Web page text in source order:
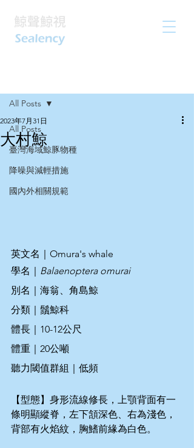
All Posts
臺灣海域鯨豚物種
降噪與減輕措施
國內外相關規範
All Posts
大村鯨
2023年7月31日
英文名｜Omura's whale
學名｜ Balaenoptera omurai
別名｜海翁、角島鯨
分類｜鬚鯨科
體長｜10-12公尺
體重｜20公噸
聽力閾值群組｜低頻
【型態】身形流線修長，上顎背面有一
條明顯縱脊，左下頷深色、右為淺色，
背部有火焰紋，胸鰭前緣為白色。